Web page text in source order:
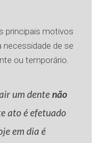
principais motivos
necessidade de se
ou temporário.
um dentenão
ato é efetuado
em dia é